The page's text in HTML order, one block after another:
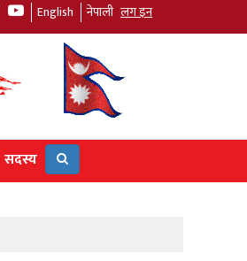
English नेपाली लग इन
सदस्य